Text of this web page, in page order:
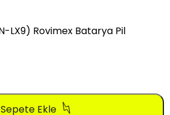
LX9) Rovimex Batarya Pil
Sepete Ekle